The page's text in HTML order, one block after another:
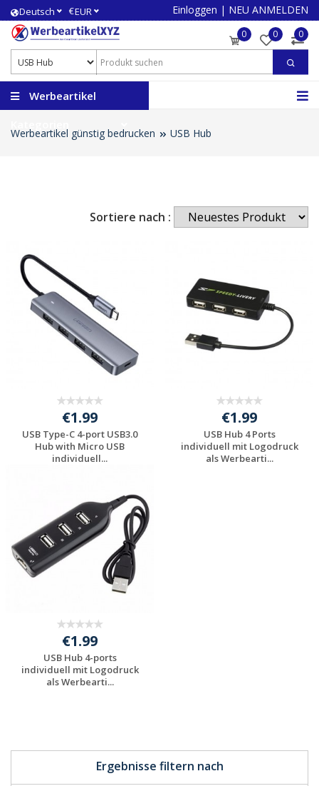
Deutsch €EUR Einloggen | NEU ANMELDEN
0 0 0
Werbeartikel
Werbeartikel günstig bedrucken USB Hub
Ergebnisse filtern nach
Sortiere nach :
€1.99
USB Type-C 4-port USB3.0
Hub with Micro USB
individuell...
€1.99
USB Hub 4 Ports
individuell mit Logodruck
als Werbearti...
€1.99
USB Hub 4-ports
individuell mit Logodruck
als Werbearti...